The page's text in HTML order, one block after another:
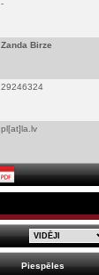
-
Zanda Birze
29246324
pl[at]la.lv
Piespēles